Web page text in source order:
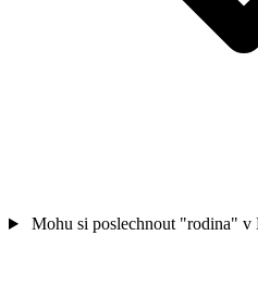
Mohu si poslechnout "rodina" v